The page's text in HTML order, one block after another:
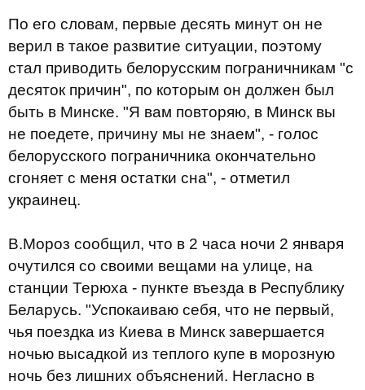
По его словам, первые десять минут он не
верил в такое развитие ситуации, поэтому
стал приводить белорусским пограничникам "с
десяток причин", по которым он должен был
быть в Минске. "Я вам повторяю, в Минск вы
не поедете, причину мы не знаем", - голос
белорусского пограничника окончательно
сгоняет с меня остатки сна", - отметил
украинец.
В.Мороз сообщил, что в 2 часа ночи 2 января
очутился со своими вещами на улице, на
станции Терюха - пункте въезда в Республику
Беларусь. "Успокаиваю себя, что не первый,
чья поездка из Киева в Минск завершается
ночью высадкой из теплого купе в морозную
ночь без лишних объяснений. Негласно в